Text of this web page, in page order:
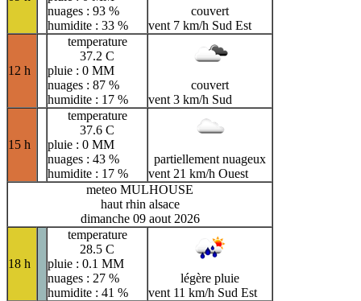
nuages : 93 %
humidite : 33 %
couvert
vent 7 km/h Sud Est
12 h
temperature
37.2 C
pluie : 0 MM
nuages : 87 %
humidite : 17 %
couvert
vent 3 km/h Sud
15 h
temperature
37.6 C
pluie : 0 MM
nuages : 43 %
humidite : 17 %
partiellement nuageux
vent 21 km/h Ouest
meteo MULHOUSE
haut rhin alsace
dimanche 09 aout 2026
18 h
temperature
28.5 C
pluie : 0.1 MM
nuages : 27 %
humidite : 41 %
légère pluie
vent 11 km/h Sud Est